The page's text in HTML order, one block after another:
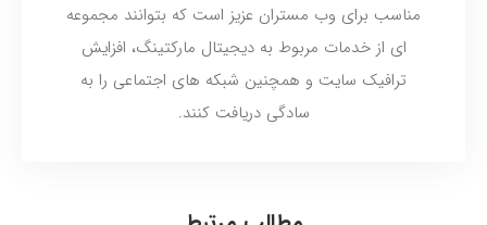
مناسب برای وب مستران عزیز است که بتوانند مجموعه
ای از خدمات مربوط به دیجیتال مارکتینگ، افزایش
ترافیک سایت و همچنین شبکه های اجتماعی را به
سادگی دریافت کنند.